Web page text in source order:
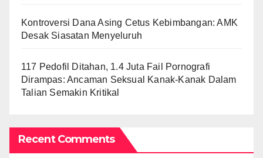
Kontroversi Dana Asing Cetus Kebimbangan: AMK
Desak Siasatan Menyeluruh
117 Pedofil Ditahan, 1.4 Juta Fail Pornografi
Dirampas: Ancaman Seksual Kanak-Kanak Dalam
Talian Semakin Kritikal
Recent Comments